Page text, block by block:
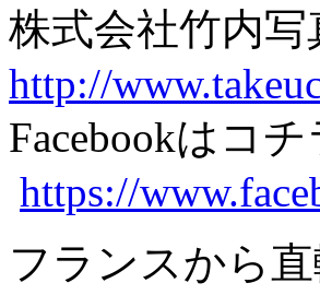
株式会社竹内
http://
Facebookはコ
https://
フランスから